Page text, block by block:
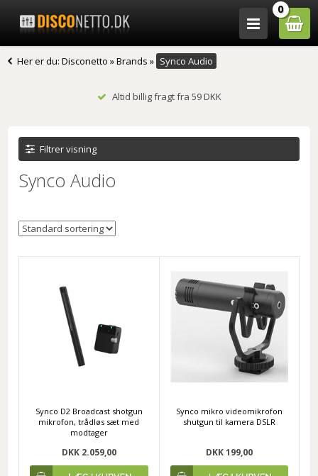
0
Her er du:Disconetto »Brands » Synco Audio
Altid billig fragt fra 59 DKK
Filtrer visning
Synco Audio
Synco D2 Broadcast shotgun
mikrofon, trådløs sæt med
modtager
DKK 2.059,00
Synco mikro videomikrofon
shutgun til kamera DSLR
DKK 199,00